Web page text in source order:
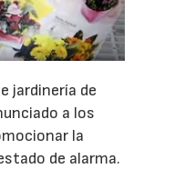
jardinería de
a los
la
de alarma.